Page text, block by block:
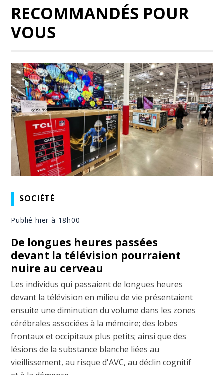
RECOMMANDÉS POUR
VOUS
SOCIÉTÉ
Publié hier à 18h00
De longues heures passées
devant la télévision pourraient
nuire au cerveau
Les individus qui passaient de longues heures
devant la télévision en milieu de vie présentaient
ensuite une diminution du volume dans les zones
cérébrales associées à la mémoire; des lobes
frontaux et occipitaux plus petits; ainsi que des
lésions de la substance blanche liées au
vieillissement, au risque d'AVC, au déclin cognitif